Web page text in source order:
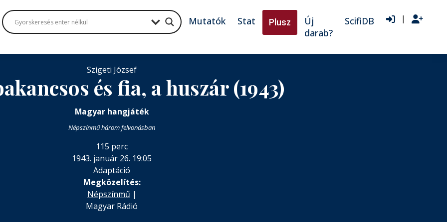
Mutatók Stat Plusz
Új
darab?
ScifiDB |
Szigeti József
és fia, a huszár (1943)
Magyar hangjáték
Népszínmű három felvonásban
115 perc
1943. január 26. 19:05
Adaptáció
Megközelítés:
Népszínmű |
Magyar Rádió